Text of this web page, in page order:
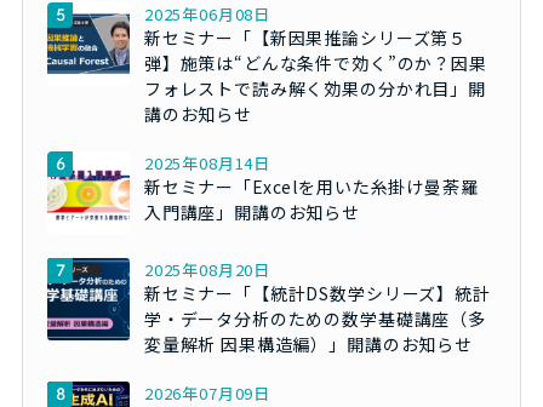
2025年06月08日
新セミナー「【新因果推論シリーズ第５
弾】施策は“どんな条件で効く”のか？因果
フォレストで読み解く効果の分かれ目」開
講のお知らせ
2025年08月14日
新セミナー「Excelを用いた糸掛け曼荼羅
入門講座」開講のお知らせ
2025年08月20日
新セミナー「【統計DS数学シリーズ】統計
学・データ分析のための数学基礎講座（多
変量解析 因果構造編）」開講のお知らせ
2026年07月09日